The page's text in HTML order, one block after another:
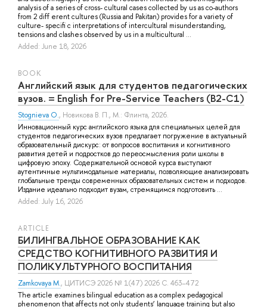
analysis of a series of cross- cultural cases collected by us as co-authors
from 2 diff erent cultures (Russia and Pakitan) provides for a variety of
culture- specifi c interpretations of intercultural misunderstanding,
tensions and clashes observed by us in a multicultural ...
Added: June 18, 2026
BOOK
Английский язык для студентов педагогических
вузов. = English for Pre-Service Teachers (B2-C1)
Stognieva O., Новикова В. П., М.: Флинта, 2026.
Инновационный курс английского языка для специальных целей для
студентов педагогических вузов предлагает погружение в актуальный
образовательный дискурс: от вопросов воспитания и когнитивного
развития детей и подростков до переосмысления роли школы в
цифровую эпоху. Содержательной основой курса выступают
аутентичные мультимодальные материалы, позволяющие анализировать
глобальные тренды современных образовательных систем и подходов.
Издание идеально подходит вузам, стремящимся подготовить ...
Added: July 16, 2026
ARTICLE
БИЛИНГВАЛЬНОЕ ОБРАЗОВАНИЕ КАК
СРЕДСТВО КОГНИТИВНОГО РАЗВИТИЯ И
ПОЛИКУЛЬТУРНОГО ВОСПИТАНИЯ
Zamkovaya M., ЦИТИСЭ 2026 № 1(47) 2026 С. 463–472
The article examines bilingual education as a complex pedagogical
phenomenon that affects not only students’ language training but also